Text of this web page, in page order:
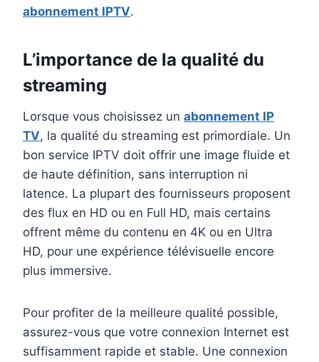
abonnement IPTV.
L’importance de la qualité du
streaming
Lorsque vous choisissez un abonnement IP
TV, la qualité du streaming est primordiale. Un
bon service IPTV doit offrir une image fluide et
de haute définition, sans interruption ni
latence. La plupart des fournisseurs proposent
des flux en HD ou en Full HD, mais certains
offrent même du contenu en 4K ou en Ultra
HD, pour une expérience télévisuelle encore
plus immersive.
Pour profiter de la meilleure qualité possible,
assurez-vous que votre connexion Internet est
suffisamment rapide et stable. Une connexion